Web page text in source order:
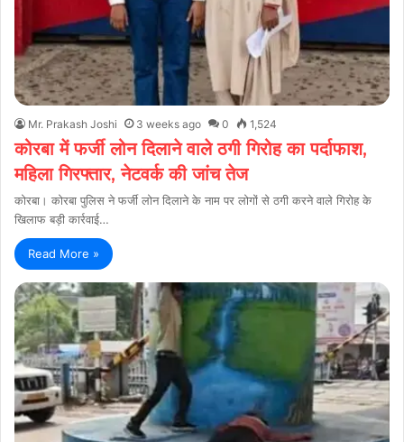
Mr. Prakash Joshi 3 weeks ago 0 1,524
कोरबा में फर्जी लोन दिलाने वाले ठगी गिरोह का पर्दाफाश,
महिला गिरफ्तार, नेटवर्क की जांच तेज
कोरबा। कोरबा पुलिस ने फर्जी लोन दिलाने के नाम पर लोगों से ठगी करने वाले गिरोह के
खिलाफ बड़ी कार्रवाई…
Read More »